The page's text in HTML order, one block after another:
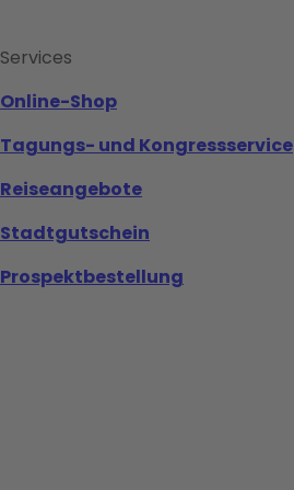
Services
Online-Shop
Tagungs- und Kongressservice
Reiseangebote
Stadtgutschein
Prospektbestellung